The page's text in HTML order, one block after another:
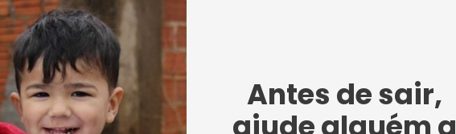
VER MAIS NOTÍCIAS
Antes de sair,